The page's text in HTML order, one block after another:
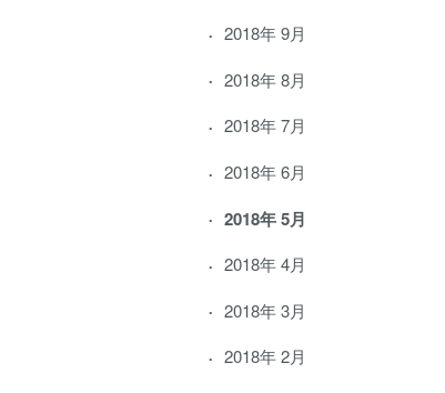
2018年 9月
2018年 8月
2018年 7月
2018年 6月
2018年 5月
2018年 4月
2018年 3月
2018年 2月